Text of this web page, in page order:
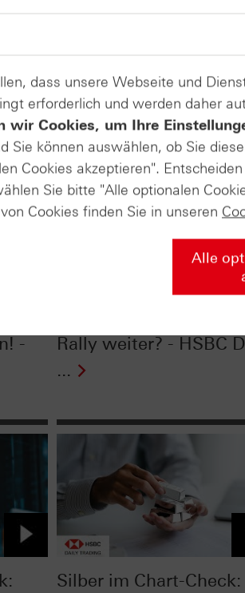
-
Silber im Chart-Check:
Rally weiter? - HSBC
...
Silber im Chart-Check:
dass unsere Webseite und
erforderlich und werden daher
wir Cookies, um Ihre
Sie können auswählen, ob Sie
Cookies akzeptieren".
Sie bitte "Alle optionalen
Cookies finden Sie in unseren
Alle